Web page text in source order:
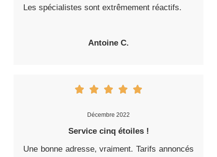
Les spécialistes sont extrêmement réactifs.
Antoine C.
Décembre 2022
Service cinq étoiles !
Une bonne adresse, vraiment. Tarifs annoncés